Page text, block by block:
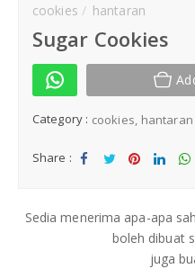
Same Day Delivery
Location
cookies hantaran
Sugar Cookies
Category : cookies hantaran
Share :
Sedia menerima apa-apa
boleh dibuat
juga